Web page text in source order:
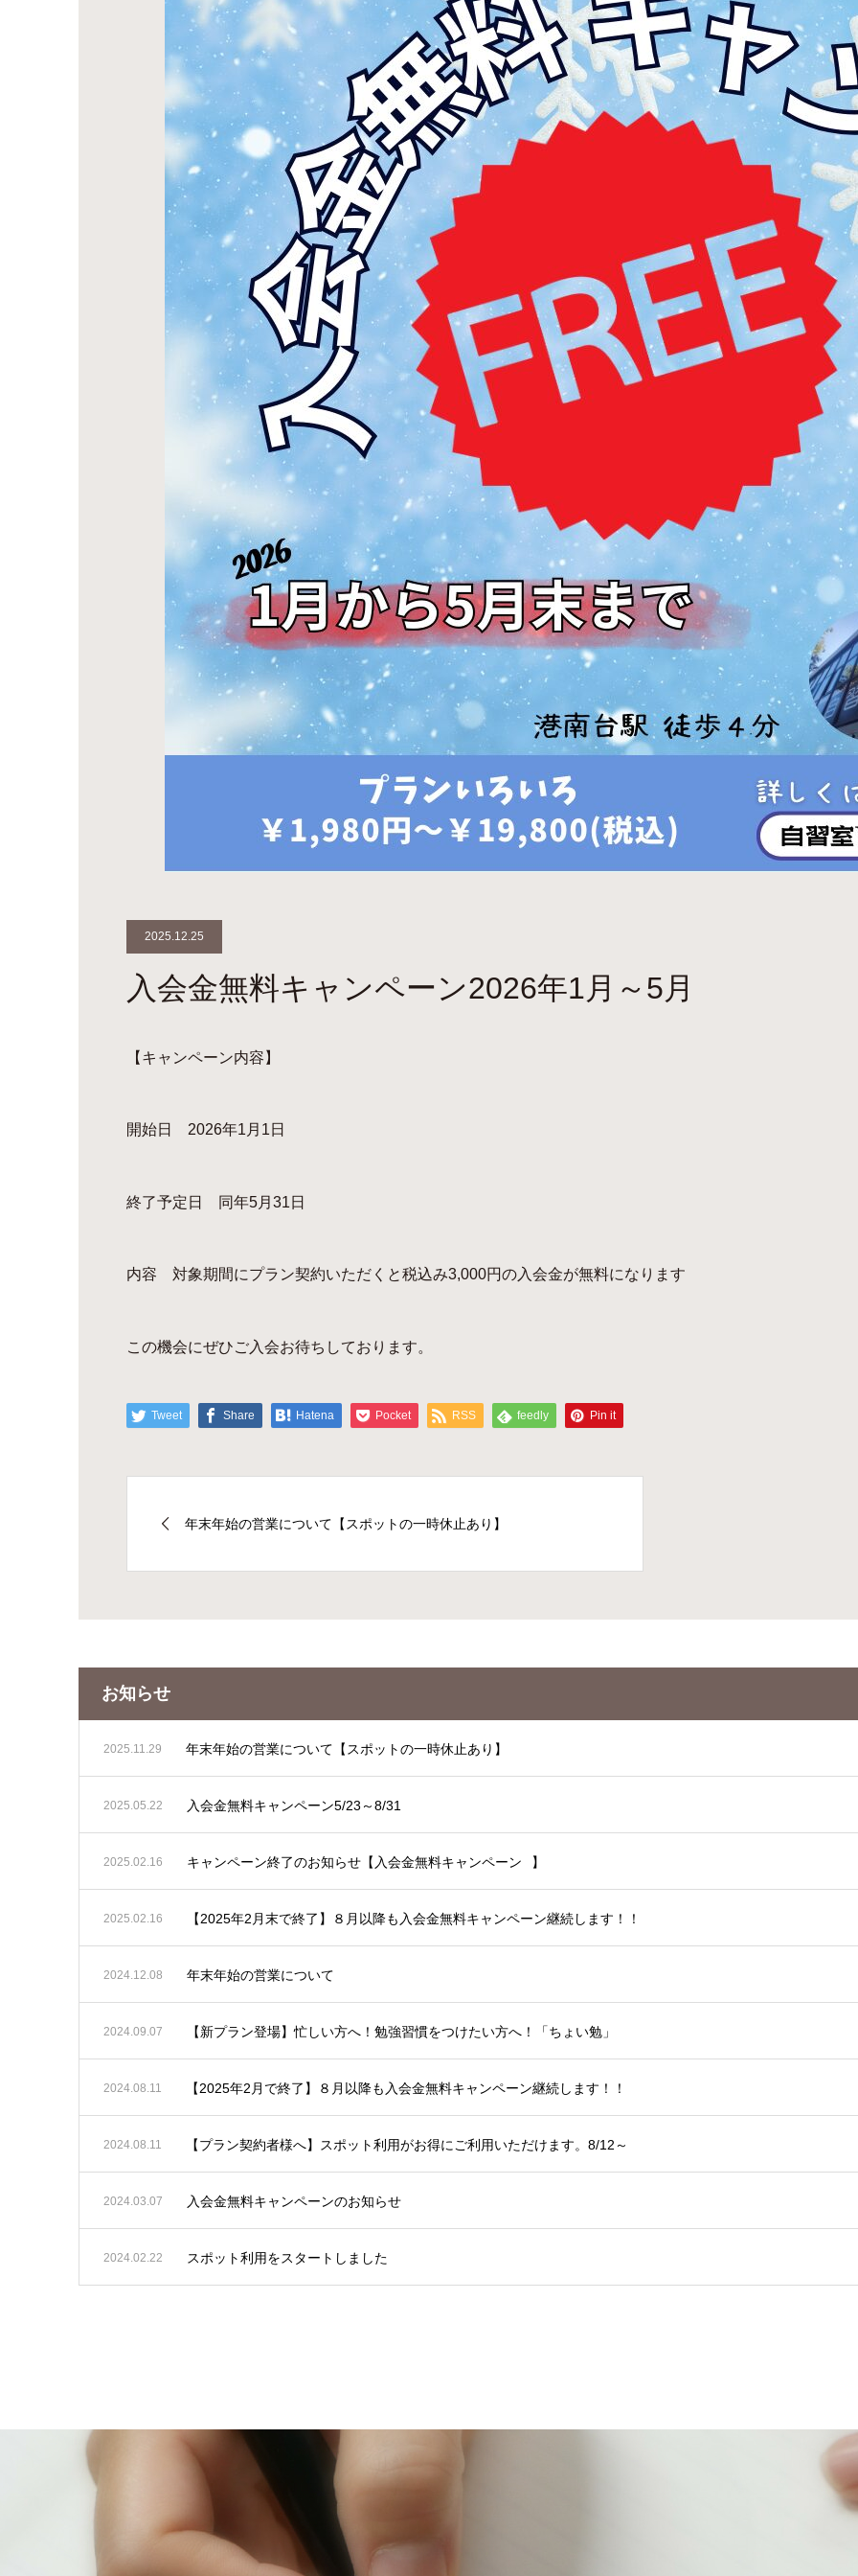
2025.12.25
入会金無料キャンペーン2026年1月～5月
【キャンペーン内容】
開始日 2026年1月1日
終了予定日 同年5月31日
内容 対象期間にプラン契約いただくと税込み3,000円の入会金が無料になります
この機会にぜひご入会お待ちしております。
Tweet Share Hatena Pocket RSS feedly Pin it
年末年始の営業について【スポットの一時休止あり】
お知らせ
2025.11.29 年末年始の営業について【スポットの一時休止あり】
2025.05.22 入会金無料キャンペーン5/23～8/31
2025.02.16 キャンペーン終了のお知らせ【入会金無料キャンペーン⠀】
2025.02.16 【2025年2月末で終了】８月以降も入会金無料キャンペーン継続します！！
2024.12.08 年末年始の営業について
2024.09.07 【新プラン登場】忙しい方へ！勉強習慣をつけたい方へ！「ちょい勉」
2024.08.11 【2025年2月で終了】８月以降も入会金無料キャンペーン継続します！！
2024.08.11 【プラン契約者様へ】スポット利用がお得にご利用いただけます。8/12～
2024.03.07 入会金無料キャンペーンのお知らせ
2024.02.22 スポット利用をスタートしました